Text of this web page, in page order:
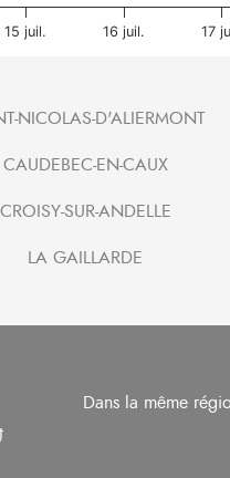
15 juil. 16 juil. 17
NICOLAS-D'ALIERMONT
CAUDEBEC-EN-CAUX
CROISY-SUR-ANDELLE
LA GAILLARDE
Dans la même